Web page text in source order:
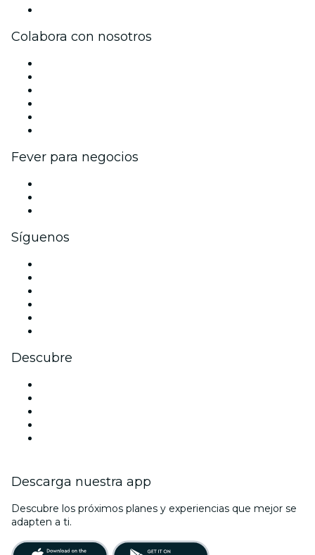
Colabora con nosotros
Fever para negocios
Síguenos
Descubre
Descarga nuestra app
Descubre los próximos planes y experiencias que mejor se
adapten a ti.